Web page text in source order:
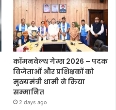
कॉमनवेल्थ गेम्स 2026 – पदक
विजेताओं और प्रशिक्षकों को
मुख्यमंत्री धामी ने किया
सम्मानित
2 days ago